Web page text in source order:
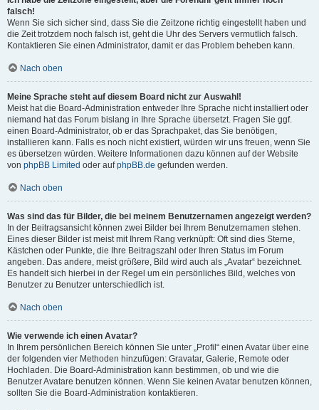
falsch!
Wenn Sie sich sicher sind, dass Sie die Zeitzone richtig eingestellt haben und
die Zeit trotzdem noch falsch ist, geht die Uhr des Servers vermutlich falsch.
Kontaktieren Sie einen Administrator, damit er das Problem beheben kann.
Nach oben
Meine Sprache steht auf diesem Board nicht zur Auswahl!
Meist hat die Board-Administration entweder Ihre Sprache nicht installiert oder
niemand hat das Forum bislang in Ihre Sprache übersetzt. Fragen Sie ggf.
einen Board-Administrator, ob er das Sprachpaket, das Sie benötigen,
installieren kann. Falls es noch nicht existiert, würden wir uns freuen, wenn Sie
es übersetzen würden. Weitere Informationen dazu können auf der Website
von phpBB Limited oder aufphpBB.de gefunden werden.
Nach oben
Was sind das für Bilder, die bei meinem Benutzernamen angezeigt werden?
In der Beitragsansicht können zwei Bilder bei Ihrem Benutzernamen stehen.
Eines dieser Bilder ist meist mit Ihrem Rang verknüpft: Oft sind dies Sterne,
Kästchen oder Punkte, die Ihre Beitragszahl oder Ihren Status im Forum
angeben. Das andere, meist größere, Bild wird auch als „Avatar“ bezeichnet.
Es handelt sich hierbei in der Regel um ein persönliches Bild, welches von
Benutzer zu Benutzer unterschiedlich ist.
Nach oben
Wie verwende ich einen Avatar?
In Ihrem persönlichen Bereich können Sie unter „Profil“ einen Avatar über eine
der folgenden vier Methoden hinzufügen: Gravatar, Galerie, Remote oder
Hochladen. Die Board-Administration kann bestimmen, ob und wie die
Benutzer Avatare benutzen können. Wenn Sie keinen Avatar benutzen können,
sollten Sie die Board-Administration kontaktieren.